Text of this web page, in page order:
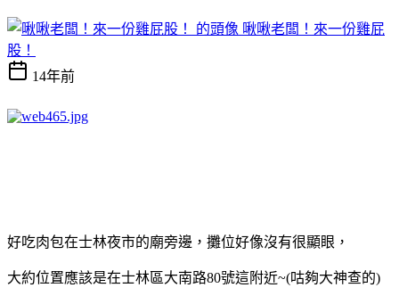
啾啾老闆！來一份雞屁
股！
14年前
好吃肉包在士林夜市的廟旁邊，攤位好像沒有很顯眼，
大約位置應該是在士林區大南路80號這附近~(咕夠大神查的)